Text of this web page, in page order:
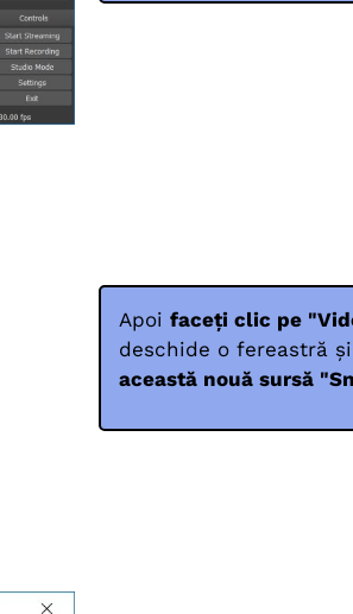
Apoi faceți clic pe
deschide o fereastră
această nouă sursă